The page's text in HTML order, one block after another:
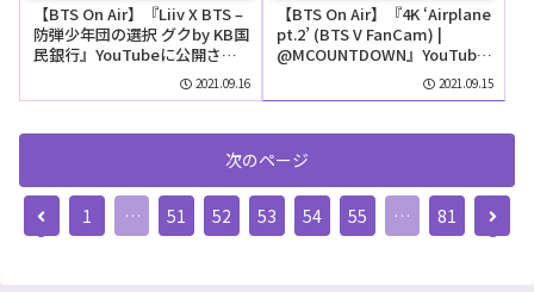
【BTS On Air】『Liiv X BTS –
防弾少年団の選択 グクby KB国
民銀行』YouTubeに公開され
2021.09.16
【BTS On Air】『4K ‘Airplane
pt.2’ (BTS V FanCam) |
@MCOUNTDOWN』YouTube
に公開された【動画】 2021.09.15
次のページ
前
1 … 51 52 53 54 55 … 81
次